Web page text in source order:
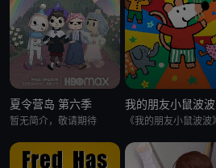
夏令营岛 第六季
暂无简介，敬请期待
我的朋友小鼠波波